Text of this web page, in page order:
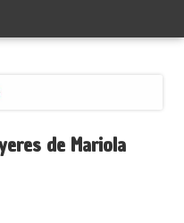
de Mariola